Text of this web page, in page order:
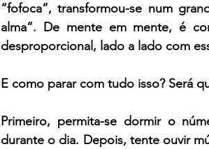
“fofoca”, transformou-se num
alma”. De mente em mente, é
desproporcional, lado a lado com
E como parar com tudo isso? Será
Primeiro, permita-se dormir o
durante o dia. Depois, tente ouvir